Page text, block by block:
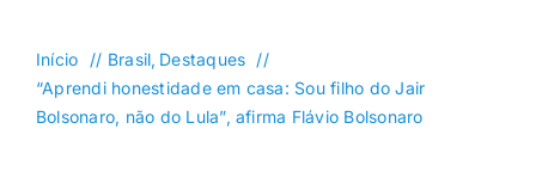
Goiás
Política
Início Brasil Destaques
“Aprendi honestidade em casa: Sou filho do Jair
Bolsonaro, não do Lula”, afirma Flávio Bolsonaro